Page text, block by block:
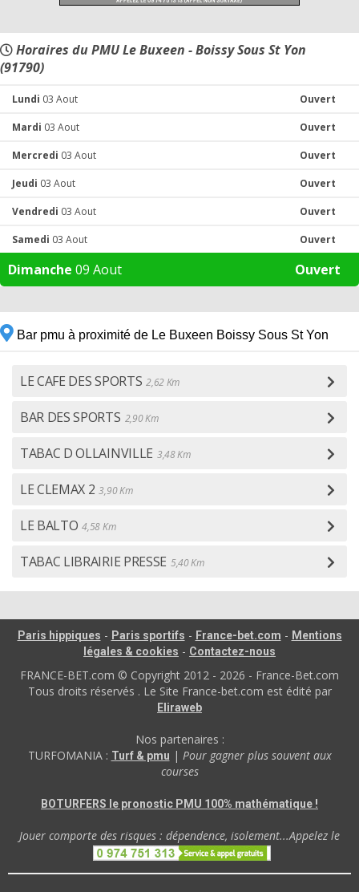
Horaires du PMU Le Buxeen - Boissy Sous St Yon
(91790)
Lundi 03 Aout Ouvert
Mardi 03 Aout Ouvert
Mercredi 03 Aout Ouvert
Jeudi 03 Aout Ouvert
Vendredi 03 Aout Ouvert
Samedi 03 Aout Ouvert
Dimanche 09 Aout Ouvert
Bar pmu à proximité de Le Buxeen Boissy Sous St Yon
LE CAFE DES SPORTS 2,62 Km
BAR DES SPORTS 2,90 Km
TABAC D OLLAINVILLE 3,48 Km
LE CLEMAX 2 3,90 Km
LE BALTO 4,58 Km
TABAC LIBRAIRIE PRESSE 5,40 Km
Paris hippiques - Paris sportifs - France-bet.com - Mentions
légales & cookies - Contactez-nous
FRANCE-BET.com © Copyright 2012 - 2026 - France-Bet.com
Tous droits réservés . Le Site France-bet.com est édité par
Eliraweb
Nos partenaires :
TURFOMANIA : Turf & pmu | Pour gagner plus souvent aux
courses
BOTURFERS le pronostic PMU 100% mathématique !
Jouer comporte des risques : dépendence, isolement...Appelez le